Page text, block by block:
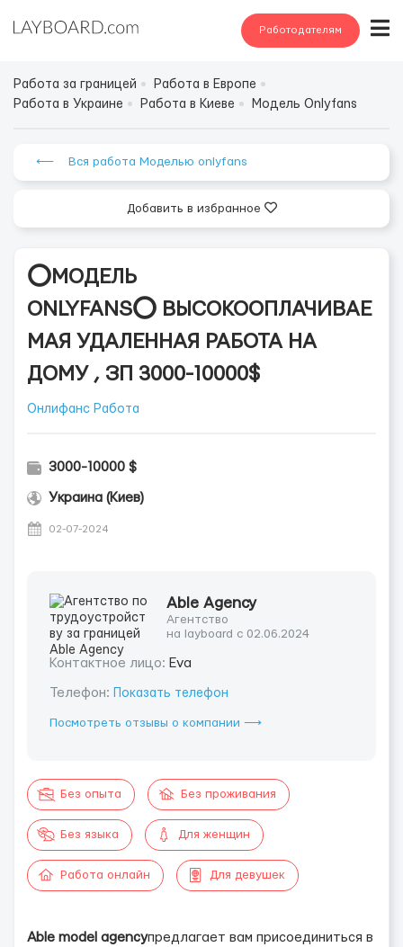
Работодателям
Работа за границей
Работа в Европе
Работа в Украине
Работа в Киеве Модель Onlyfans
⟵ Вся работа Моделью onlyfans
Добавить в избранное
⭕️МОДЕЛЬ
ONLYFANS⭕️ ВЫСОКООПЛАЧИВАЕ
МАЯ УДАЛЕННАЯ РАБОТА НА
ДОМУ , ЗП 3000-10000$
Онлифанс Работа
3000-10000 $
Украина (Киев)
02-07-2024
Able Agency
Агентство
на layboard с 02.06.2024
Контактное лицо: Eva
Телефон: Показать телефон
Посмотреть отзывы о компании ⟶
Без опыта Без проживания
Без языка Для женщин
Работа онлайн Для девушек
Able model agencyпредлагает вам присоединиться в